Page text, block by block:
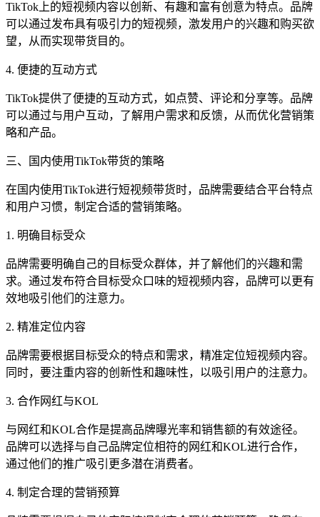
TikTok上的短视频内容以创新、有趣和富有创意为特点。品牌
可以通过发布具有吸引力的短视频，激发用户的兴趣和购买欲
望，从而实现带货目的。
4. 便捷的互动方式
TikTok提供了便捷的互动方式，如点赞、评论和分享等。品牌
可以通过与用户互动，了解用户需求和反馈，从而优化营销策
略和产品。
三、国内使用TikTok带货的策略
在国内使用TikTok进行短视频带货时，品牌需要结合平台特点
和用户习惯，制定合适的营销策略。
1. 明确目标受众
品牌需要明确自己的目标受众群体，并了解他们的兴趣和需
求。通过发布符合目标受众口味的短视频内容，品牌可以更有
效地吸引他们的注意力。
2. 精准定位内容
品牌需要根据目标受众的特点和需求，精准定位短视频内容。
同时，要注重内容的创新性和趣味性，以吸引用户的注意力。
3. 合作网红与KOL
与网红和KOL合作是提高品牌曝光率和销售额的有效途径。
品牌可以选择与自己品牌定位相符的网红和KOL进行合作，
通过他们的推广吸引更多潜在消费者。
4. 制定合理的营销预算